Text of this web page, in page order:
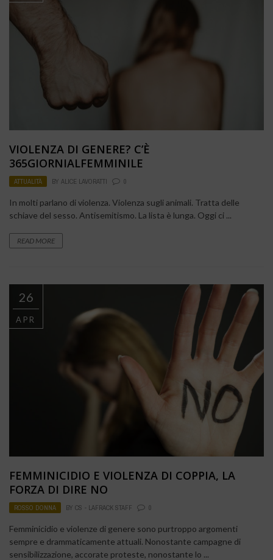
VIOLENZA DI GENERE? C’È
365GIORNIALFEMMINILE
ATTUALITÀ BY ALICE LAVORATTI 0
In molti parlano di violenza. Violenza sugli animali. Tratta delle
schiave del sesso. Antisemitismo. La lista è lunga. Oggi ci ...
READ MORE
26
APR
FEMMINICIDIO E VIOLENZA DI COPPIA, LA
FORZA DI DIRE NO
ROSSO DONNA BY CS - LAFRACK STAFF 0
Femminicidio e violenze di genere sono purtroppo argomenti
sempre e drammaticamente attuali. Nonostante campagne di
sensibilizzazione, accorate proteste, nonostante lo ...